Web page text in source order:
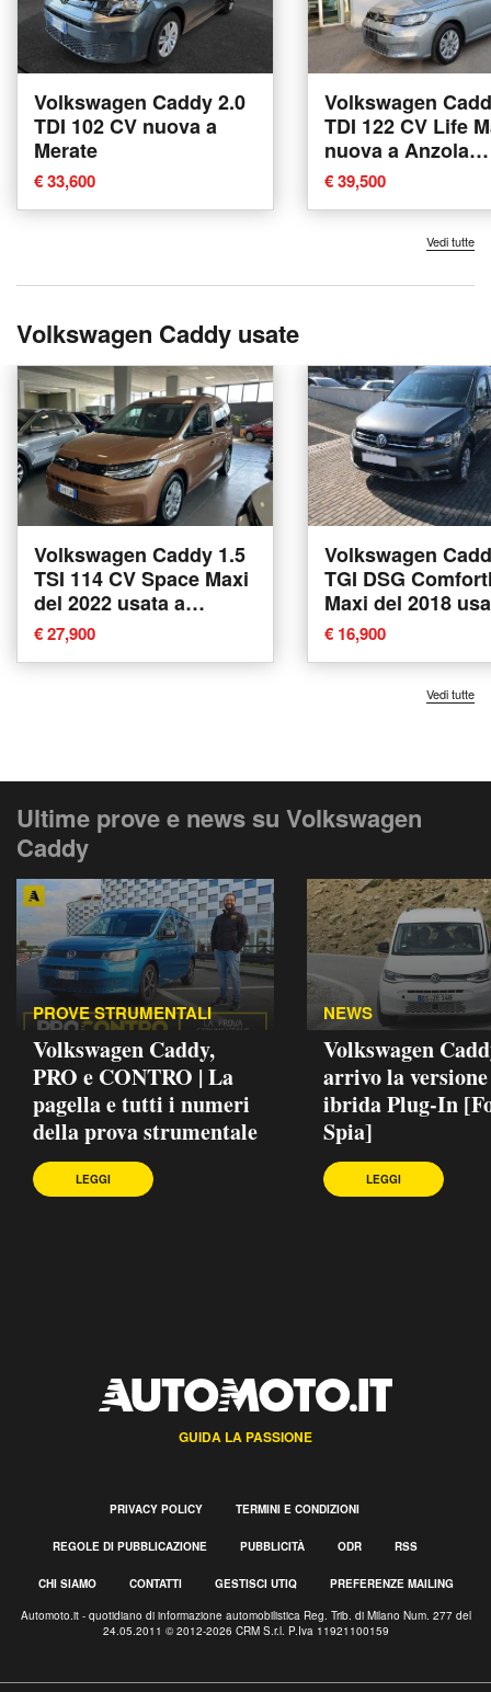
Volkswagen Caddy 2.0
TDI 102 CV nuova a
Merate
€ 33,600
Volkswagen
TDI 122 CV Life
nuova a Anzola
dell'Emilia
€ 39,500
Vedi tutte
Volkswagen Caddy usate
Volkswagen Caddy 1.5
TSI 114 CV Space Maxi
del 2022 usata a
Piacenza
€ 27,900
Volkswagen
TGI DSG
Maxi del 2018
Villorba
€ 16,900
Vedi tutte
Ultime prove e news su Volkswagen
Caddy
PROVE STRUMENTALI
Volkswagen Caddy,
PRO e CONTRO | La
pagella e tutti i numeri
della prova strumentale
LEGGI
NEWS
Volkswagen
arrivo la versione
ibrida Plug-In
Spia]
LEGGI
GUIDA LA PASSIONE
PRIVACY POLICY TERMINI E CONDIZIONI
REGOLE DI PUBBLICAZIONE PUBBLICITÀ ODR RSS
CHI SIAMO CONTATTI GESTISCI UTIQ PREFERENZE MAILING
Automoto.it - quotidiano di informazione automobilistica Reg. Trib. di Milano Num. 277 del
24.05.2011 © 2012-2026 CRM S.r.l. P.Iva 11921100159